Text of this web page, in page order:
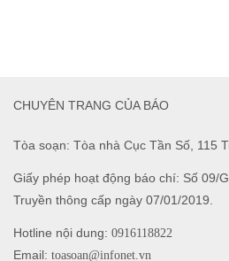
Tòa soạn: Tòa nhà Cục Tần Số, 115
Giấy phép hoạt động báo chí: Số 09/
Truyền thông cấp ngày 07/01/2019.
Hotline nội dung: 0916118822
Email: toasoan@infonet.vn
CHUYÊN TRANG CỦA BÁO